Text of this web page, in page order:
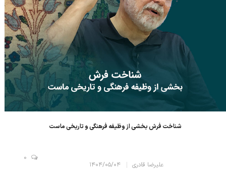
شناخت فرش بخشی از وظیفه فرهنگی و تاریخی ماست
علیرضا قادری ۱۴۰۴/۰۵/۰۴
0